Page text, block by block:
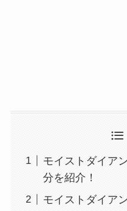
モイストダイア
分を紹介！
モイストダイア